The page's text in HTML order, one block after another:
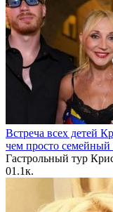
Встреча всех детей
чем просто семейный
Гастрольный тур
01.1к.